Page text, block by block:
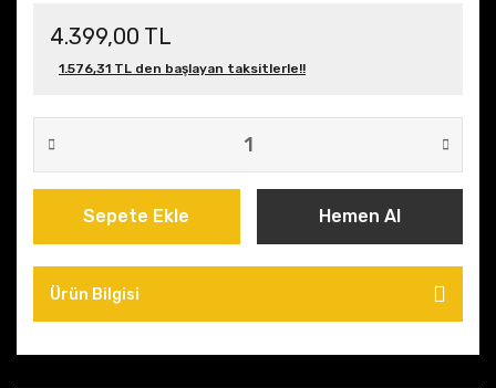
4.399,00 TL
1.576,31 TL den başlayan taksitlerle!!
Sepete Ekle Hemen Al
Ürün Bilgisi